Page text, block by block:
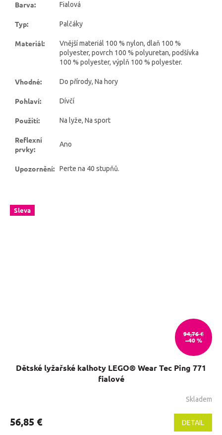
Barva: Fialová
Typ: Palčáky
Materiál:
Vnější materiál 100 % nylon, dlaň 100 %
polyester, povrch 100 % polyuretan, podšívka
100 % polyester, výplň 100 % polyester.
Vhodné: Do přírody, Na hory
Pohlaví: Dívčí
Použití: Na lyže, Na sport
Reflexní
prvky:
Ano
Upozornění: Perte na 40 stupňů.
Sleva
94,76 €
–40 %
Dětské lyžařské kalhoty LEGO® Wear Tec Ping 771
fialové
produktu
Skladem
56,85 € DETAIL